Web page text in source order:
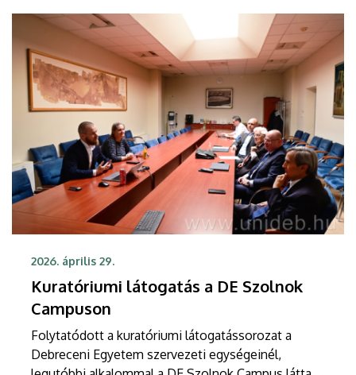
2026. április 29.
Kuratóriumi látogatás a DE Szolnok
Campuson
Folytatódott a kuratóriumi látogatássorozat a
Debreceni Egyetem szervezeti egységeinél,